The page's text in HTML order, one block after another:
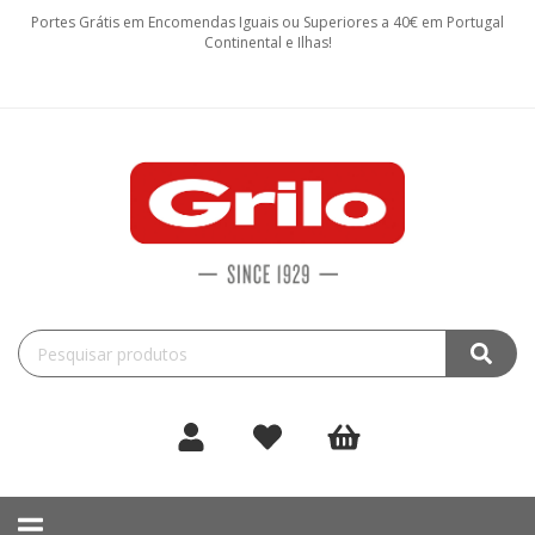
Portes Grátis em Encomendas Iguais ou Superiores a 40€ em Portugal
Continental e Ilhas!